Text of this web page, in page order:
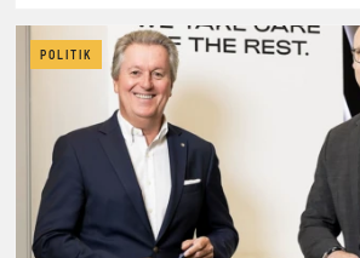
POLITIK